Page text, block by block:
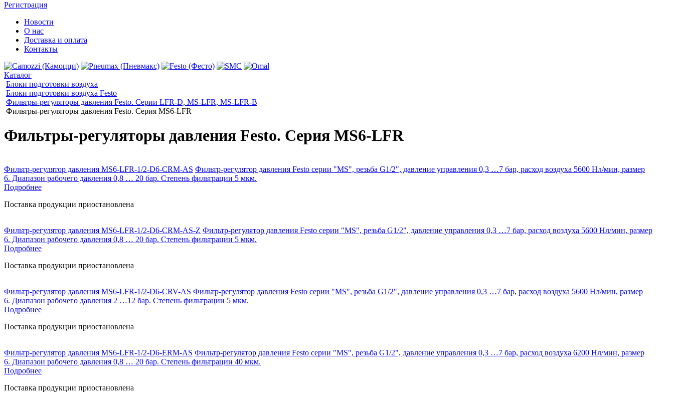
Регистрация
Новости
О нас
Доставка и оплата
Контакты
Каталог
Блоки подготовки воздуха
Блоки подготовки воздуха Festo
Фильтры-регуляторы давления Festo. Cерии LFR-D, MS-LFR, MS-LFR-B
Фильтры-регуляторы давления Festo. Cерия MS6-LFR
Фильтры-регуляторы давления Festo. Cерия MS6-LFR
Фильтр-регулятор давления MS6-LFR-1/2-D6-CRM-AS Фильтр-регулятор давления Festo серии "MS", резьба G1/2", давление управления 0,3 …7 бар, расход воздуха 5600 Нл/мин, размер
6. Диапазон рабочего давления 0,8 … 20 бар. Степень фильтрации 5 мкм.
Подробнее
Поставка продукции приостановлена
Фильтр-регулятор давления MS6-LFR-1/2-D6-CRM-AS-Z Фильтр-регулятор давления Festo серии "MS", резьба G1/2", давление управления 0,3 …7 бар, расход воздуха 5600 Нл/мин, размер
6. Диапазон рабочего давления 0,8 … 20 бар. Степень фильтрации 5 мкм.
Подробнее
Поставка продукции приостановлена
Фильтр-регулятор давления MS6-LFR-1/2-D6-CRV-AS Фильтр-регулятор давления Festo серии "MS", резьба G1/2", давление управления 0,3 …7 бар, расход воздуха 5600 Нл/мин, размер
6. Диапазон рабочего давления 2 …12 бар. Степень фильтрации 5 мкм.
Подробнее
Поставка продукции приостановлена
Фильтр-регулятор давления MS6-LFR-1/2-D6-ERM-AS Фильтр-регулятор давления Festo серии "MS", резьба G1/2", давление управления 0,3 …7 бар, расход воздуха 6200 Нл/мин, размер
6. Диапазон рабочего давления 0,8 … 20 бар. Степень фильтрации 40 мкм.
Подробнее
Поставка продукции приостановлена